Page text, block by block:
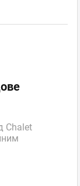
Chalet